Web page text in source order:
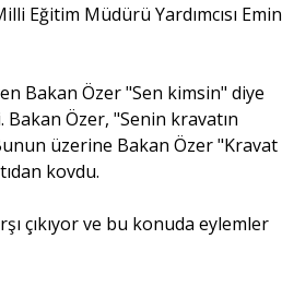
Eğitim Müdürü Yardımcısı Emin
Bakan Özer "Sen kimsin" diye
Bakan Özer, "Senin kravatın
üzerine Bakan Özer "Kravat
kovdu.
çıkıyor ve bu konuda eylemler